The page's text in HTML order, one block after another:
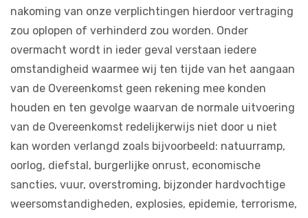
nakoming van onze verplichtingen hierdoor vertraging
zou oplopen of verhinderd zou worden. Onder
overmacht wordt in ieder geval verstaan iedere
omstandigheid waarmee wij ten tijde van het aangaan
van de Overeenkomst geen rekening mee konden
houden en ten gevolge waarvan de normale uitvoering
van de Overeenkomst redelijkerwijs niet door u niet
kan worden verlangd zoals bijvoorbeeld: natuurramp,
oorlog, diefstal, burgerlijke onrust, economische
sancties, vuur, overstroming, bijzonder hardvochtige
weersomstandigheden, explosies, epidemie, terrorisme,